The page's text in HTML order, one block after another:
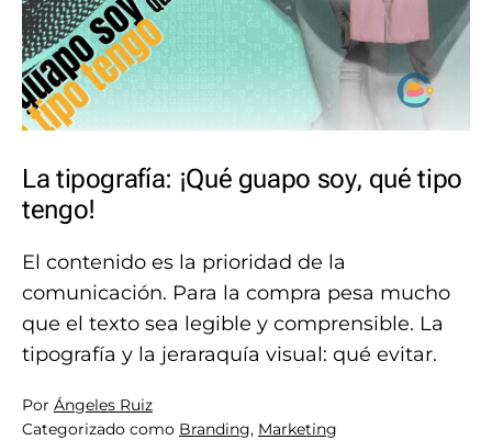
La tipografía: ¡Qué guapo soy, qué tipo
tengo!
El contenido es la prioridad de la
comunicación. Para la compra pesa mucho
que el texto sea legible y comprensible. La
tipografía y la jeraraquía visual: qué evitar.
Por Ángeles Ruiz
Categorizado como Branding, Marketing